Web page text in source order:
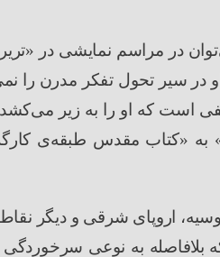
توان در مراسم نمایشی در
سیر تحول تفکر مدرن را
است که او را به زیر می
به «کتاب مقدس طبقهی
اروپای شرقی و دیگر
بلافاصله به نوعی